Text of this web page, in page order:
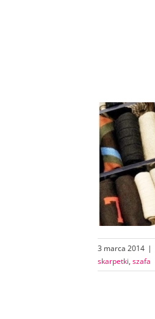
3 marca 2014 |
skarpetki, szafa